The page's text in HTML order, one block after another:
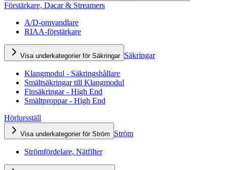
Förstärkare, Dacar & Streamers
A/D-omvandlare
RIAA-förstärkare
Visa underkategorier för Säkringar Säkringar
Klangmodul - Säkringshållare
Smältsäkringar till Klangmodul
Finsäkringar - High End
Smältproppar - High End
Hörlursställ
Visa underkategorier för Ström Ström
Strömfördelare, Nätfilter